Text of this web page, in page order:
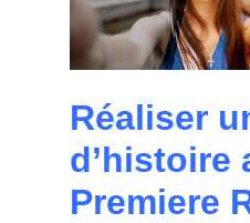
Réaliser
d’histoire
Premiere